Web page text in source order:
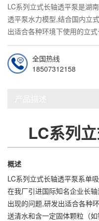
LC系列立式长轴透平泵是湖
透平泵水力模型,结合国内立
出适合各种环境下使用的立
全国热线
18507312158
LC系列
概述
LC系列立式长轴透平泵系单
在我厂引进国际知名企业长
出现的问题,研发出适合各种
送清水和含一定固体颗粒（